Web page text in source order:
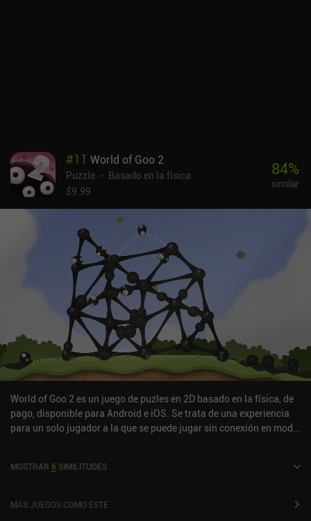
#11 World of Goo 2
Puzzle
Basado en la física
$9.99
84%
similar
World of Goo 2 es un juego de puzles en 2D basado en la física, de
pago, disponible para Android e iOS. Se trata de una experiencia
para un solo jugador a la que se puede jugar sin conexión en modo
de 2025 y tiene actualmente una puntuación de 4,8 sobre 5,0 en
MOSTRAR 6 SIMILITUDES
MÁS JUEGOS COMO ESTE